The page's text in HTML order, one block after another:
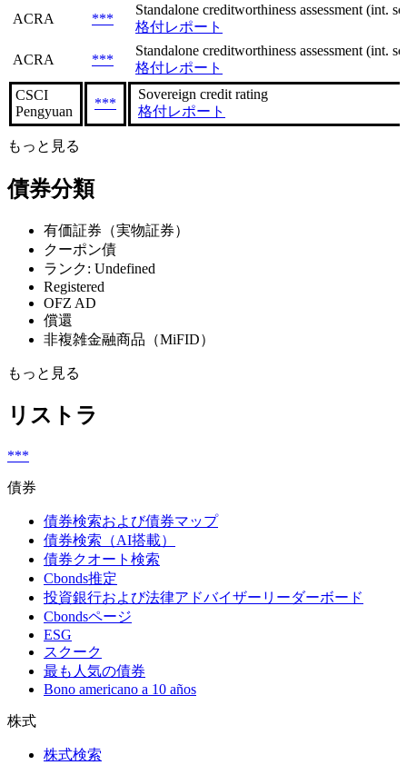
ACRA
***
Standalone creditworthiness assessment (int.
格付レポート
ACRA ***
Standalone creditworthiness assessment (int.
格付レポート
CSCI
Pengyuan
***
Sovereign сredit rating
格付レポート
もっと見る
債券分類
有価証券（実物証券）
クーポン債
ランク: Undefined
Registered
OFZ AD
償還
非複雑金融商品（MiFID）
もっと見る
リストラ
***
債券
債券検索および債券マップ
債券検索（AI搭載）
債券クオート検索
Cbonds推定
投資銀行および法律アドバイザーリーダーボード
Cbondsページ
ESG
スクーク
最も人気の債券
Bono americano a 10 años
株式
株式検索